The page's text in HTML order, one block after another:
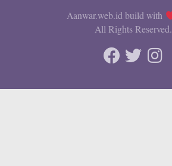
Aanwar.web.id build with
All Rights Reserved.